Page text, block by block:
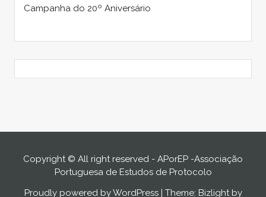
Campanha do 20º Aniversário
Copyright © All right reserved - APorEP -Associação
Portuguesa de Estudos de Protocolo
Proudly powered by WordPress | Theme: Bizlight by